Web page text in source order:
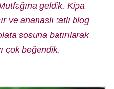
geldik. Kipa
ve ananaslı tatlı blog
sosuna batırılarak
çok beğendik.